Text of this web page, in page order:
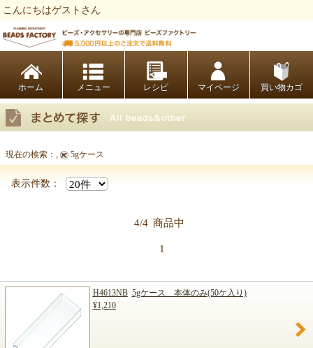
こんにちはゲストさん
ホーム レシピ マイページ 買い物カゴ
まとめて探す
現在の検索： 5gケース
表示件数：
4/4 商品中
1
H4613NB 5gケース 本体のみ(50ケ入り)
¥1,210